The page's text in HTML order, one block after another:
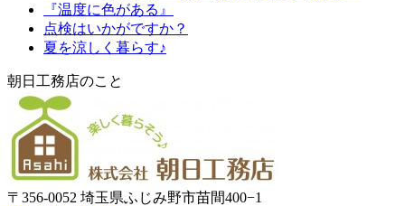
『温度に色がある』
点検はいかがですか？
夏を涼しく暮らす♪
朝日工務店のこと
〒356-0052 埼玉県ふじみ野市苗間400−1